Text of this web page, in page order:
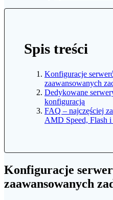
Spis treści
Konfiguracje
zaawansowanych
Dedykowane
konfiguracją
FAQ – najczęściej
AMD Speed, Flash i
Konfiguracje
zaawansowanych